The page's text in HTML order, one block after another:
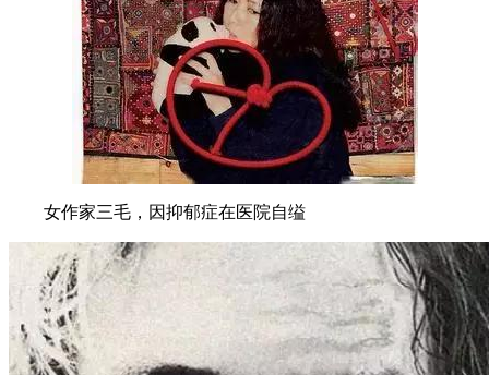
女作家三毛，因抑郁症在医院自缢